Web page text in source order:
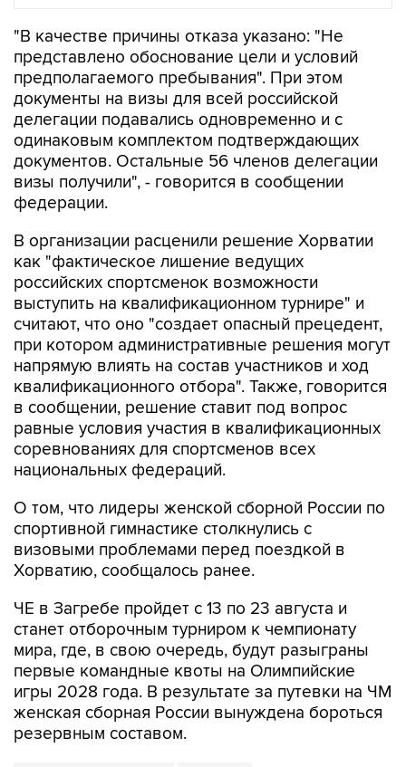
"В качестве причины отказа указано: "Не
представлено обоснование цели и условий
предполагаемого пребывания". При этом
документы на визы для всей российской
делегации подавались одновременно и с
одинаковым комплектом подтверждающих
документов. Остальные 56 членов делегации
визы получили", - говорится в сообщении
федерации.
В организации расценили решение Хорватии
как "фактическое лишение ведущих
российских спортсменок возможности
выступить на квалификационном турнире" и
считают, что оно "создает опасный прецедент,
при котором административные решения могут
напрямую влиять на состав участников и ход
квалификационного отбора". Также, говорится
в сообщении, решение ставит под вопрос
равные условия участия в квалификационных
соревнованиях для спортсменов всех
национальных федераций.
О том, что лидеры женской сборной России по
спортивной гимнастике столкнулись с
визовыми проблемами перед поездкой в
Хорватию, сообщалось ранее.
ЧЕ в Загребе пройдет с 13 по 23 августа и
станет отборочным турниром к чемпионату
мира, где, в свою очередь, будут разыграны
первые командные квоты на Олимпийские
игры 2028 года. В результате за путевки на ЧМ
женская сборная России вынуждена бороться
резервным составом.